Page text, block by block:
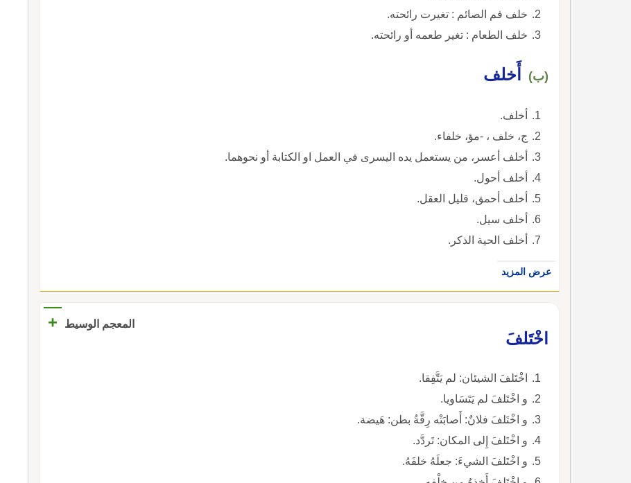
خلف فم الصائم : تغيرت رائحته.
خلف الطعام : تغير طعمه أو رائحته.
(ب) أَخلف
أخلف.
ج، خلف ، -مؤ، خلفاء.
أخلف أعسر، من يستعمل يده اليسرى في العمل او الكتابة أو نحوهما.
أخلف أحول.
أخلف أحمق، قليل العقل.
أخلف سيل.
أخلف الحية الذكر.
عرض المزيد
المعجم الوسيط
+
اخْتَلفَ
اخْتَلفَ الشيئان: لم يَتَّفِقا.
و اخْتَلفَ لم يَتَسَاويا.
و اخْتَلفَ فلانٌ: أَصابَتْه رِقَّةُ بطن: هَيضة.
و اخْتَلفَ إِلى المكان: تَردَّد.
و اخْتَلفَ الشيءَ: جعلَهُ خلفَهُ.